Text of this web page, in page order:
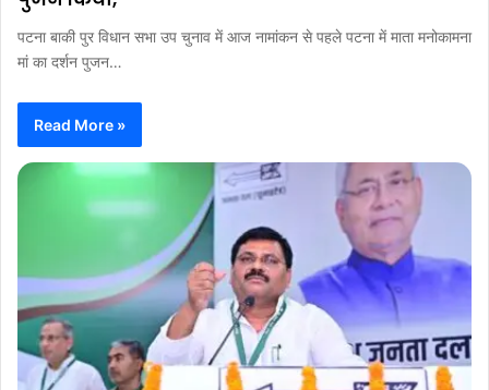
पटना बाकी पुर विधान सभा उप चुनाव में आज नामांकन से पहले पटना में माता मनोकामना
मां का दर्शन पुजन…
Read More »